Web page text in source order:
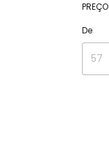
PREÇO
De